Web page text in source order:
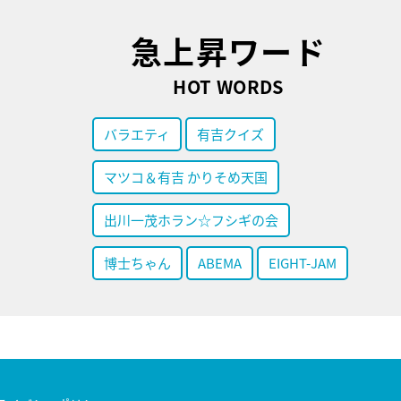
急上昇ワード
HOT WORDS
バラエティ 有吉クイズ
マツコ＆有吉 かりそめ天国
出川一茂ホラン☆フシギの会
博士ちゃん ABEMA EIGHT-JAM